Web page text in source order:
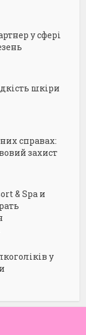
у сфері
шкіри
справах:
захист
& Spa и
у